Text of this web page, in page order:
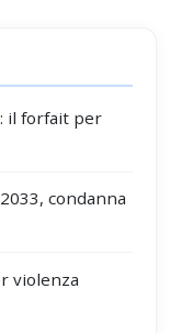
il forfait per
condanna
violenza